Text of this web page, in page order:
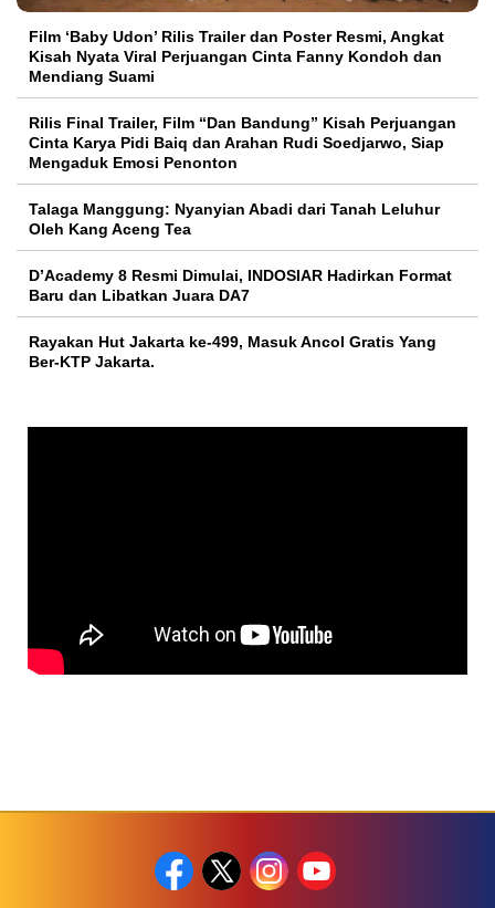
Film ‘Baby Udon’ Rilis Trailer dan Poster Resmi, Angkat
Kisah Nyata Viral Perjuangan Cinta Fanny Kondoh dan
Mendiang Suami
Rilis Final Trailer, Film “Dan Bandung” Kisah Perjuangan
Cinta Karya Pidi Baiq dan Arahan Rudi Soedjarwo, Siap
Mengaduk Emosi Penonton
Talaga Manggung: Nyanyian Abadi dari Tanah Leluhur
Oleh Kang Aceng Tea
D’Academy 8 Resmi Dimulai, INDOSIAR Hadirkan Format
Baru dan Libatkan Juara DA7
Rayakan Hut Jakarta ke-499, Masuk Ancol Gratis Yang
Ber-KTP Jakarta.